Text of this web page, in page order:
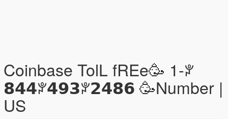
Coinbase TolL fREe🥳️ 1-ꐕ
𝟴𝟰𝟰ꐕ𝟰𝟵𝟯ꐕ𝟮𝟰𝟴𝟲 🥳️Number |
US